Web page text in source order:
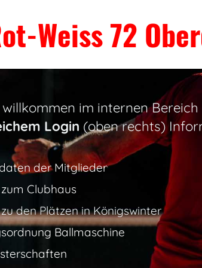
Weiss 72
im internen
Login (oben rechts)
der Mitglieder
Clubhaus
den Plätzen in Königswinter
Ballmaschine